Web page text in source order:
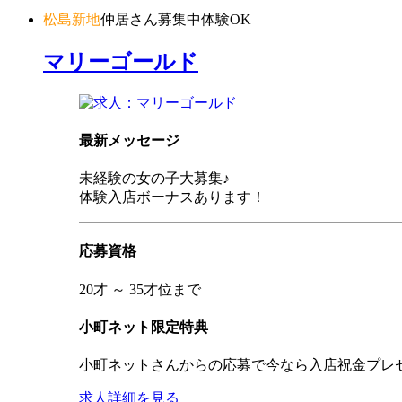
松島新地仲居さん募集中体験OK
マリーゴールド
最新メッセージ
未経験の女の子大募集♪
体験入店ボーナスあります！
応募資格
20才 ～ 35才位まで
小町ネット限定特典
小町ネットさんからの応募で今なら入店祝金プレ
求人詳細を見る